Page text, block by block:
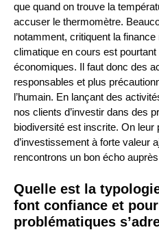
que quand on trouve la
accuser le thermomètre.
notamment, critiquent la
climatique en cours est
économiques. Il faut donc des
responsables et plus
l’humain. En lançant des
nos clients d’investir dans des
biodiversité est inscrite. On leur
d’investissement à forte valeur
rencontrons un bon écho
Quelle est la
font confiance et
problématiques